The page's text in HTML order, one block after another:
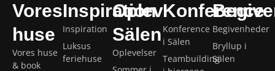
Vores
huse
Vores huse
& book
Inspiration
Inspiration
Luksus
feriehuse
Oplev
Sälen
Oplevelser
Konference
Konference
i Sälen
Teambuilding
Begivenheder
Bryllup i
Sälen